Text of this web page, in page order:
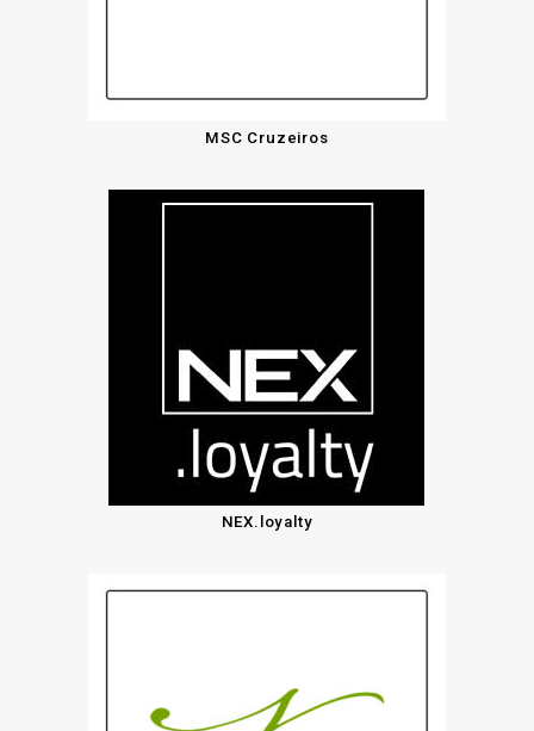
MSC Cruzeiros
NEX.loyalty